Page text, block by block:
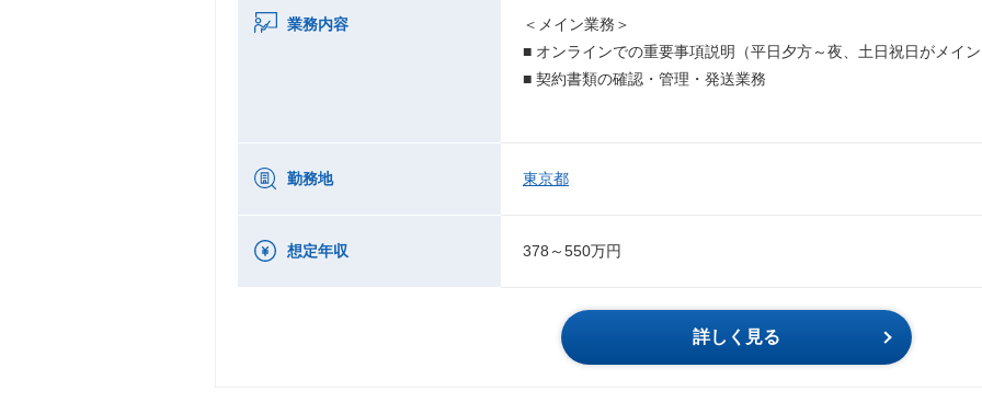
業務内容
＜メイン業務＞
■ オンラインでの重要事項説明（平日夕方～夜、土日祝日がメイン
■ 契約書類の確認・管理・発送業務
勤務地 東京都
想定年収 378～550万円
詳しく見る